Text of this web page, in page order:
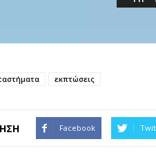
εκπτώσεις
Facebook